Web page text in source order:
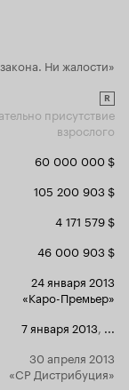
пока не
женщина
Коэном
смертельную
Пенном и
Нолти,
молодых
Пенне,
парни
режиссёр
Ни жалости»
R
присутствие
взрослого
60 000 000 $
105 200 903 $
4 171 579 $
46 000 903 $
24 января 2013
«Каро-Премьер»
7 января 2013
30 апреля 2013
«CP Дистрибуция»